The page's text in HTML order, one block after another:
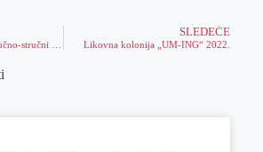
SLEDEĆE
Likovna kolonija „UM-ING“ 2022.